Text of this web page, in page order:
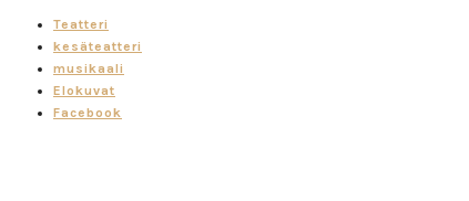
Teatteri
kesäteatteri
musikaali
Elokuvat
Facebook